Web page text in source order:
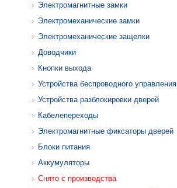
Электромагнитные замки
Электромеханические замки
Электромеханические защелки
Доводчики
Кнопки выхода
Устройства беспроводного управления
Устройства разблокировки дверей
Кабелепереходы
Электромагнитные фиксаторы дверей
Блоки питания
Аккумуляторы
Снято с производства